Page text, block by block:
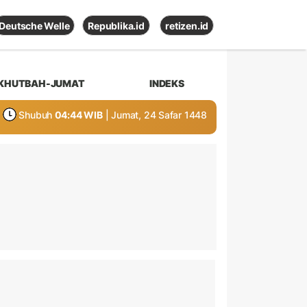
Deutsche Welle Republika.id retizen.id
JUMAT INDEKS
Shubuh 04:44 WIB | Jumat, 24 Safar 1448